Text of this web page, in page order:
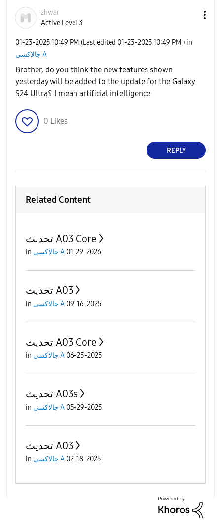
zhwar
Active Level 3
‎01-23-202510:49 PM (Last edited ‎01-23-202510:49 PM ) in
جالاكسى A
Brother, do you think the new features shown
yesterday will be added to the update for the Galaxy
S24 Ultra؟ I mean artificial intelligence
0 Likes
REPLY
Related Content
تحديث A03 Core
in جالاكسى A 01-29-2026
تحديث A03
in جالاكسى A 09-16-2025
تحديث A03 Core
in جالاكسى A 06-25-2025
تحديث A03s
in جالاكسى A 05-29-2025
تحديث A03
in جالاكسى A 02-18-2025